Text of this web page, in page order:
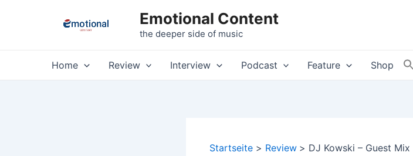
Emotional Content
the deeper side of music
Home Review Interview Podcast Feature Shop
Startseite Review DJ Kowski – Guest Mix